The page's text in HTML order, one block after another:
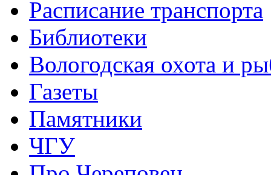
Расписание транспорта
Библиотеки
Вологодская охота и
Газеты
Памятники
ЧГУ